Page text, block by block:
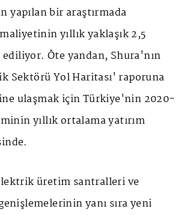
yapılan bir araştırmada
yıllık yaklaşık 2,5
Öte yandan, Shura'nın
Sektörü Yol Haritası' raporuna
ulaşmak için Türkiye'nin 2020-
yıllık ortalama yatırım
üretim santralleri ve
yanı sıra yeni